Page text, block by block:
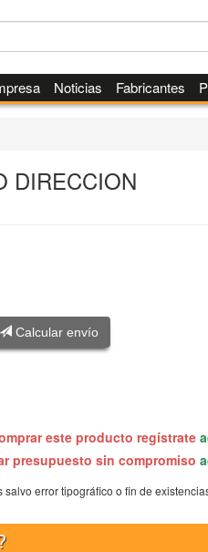
Noticias Fabricantes
DIRECCION
Calcular envío
este producto regístrate
presupuesto sin compromiso
salvo error tipográfico o fin de